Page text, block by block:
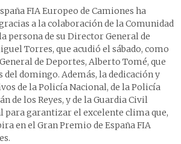
FIA Europeo de Camiones ha
a la colaboración de la Comunidad
persona de su Director General de
Torres, que acudió el sábado, como
de Deportes, Alberto Tomé, que
del domingo. Además, la dedicación y
de la Policía Nacional, de la Policía
de los Reyes, y de la Guardia Civil
garantizar el excelente clima que,
en el Gran Premio de España FIA